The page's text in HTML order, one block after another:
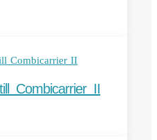
Combicarrier II